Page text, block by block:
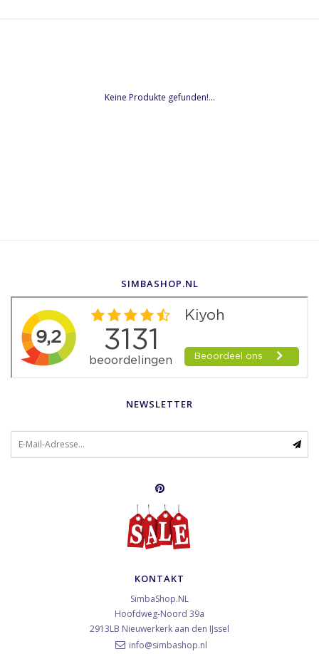
Keine Produkte gefunden!...
SIMBASHOP.NL
NEWSLETTER
KONTAKT
SimbaShop.NL
Hoofdweg-Noord 39a
2913LB Nieuwerkerk aan den IJssel
info@simbashop.nl